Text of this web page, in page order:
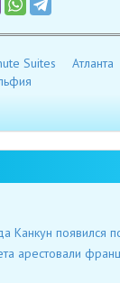
Suites Атланта
Канкун появился
арестовали